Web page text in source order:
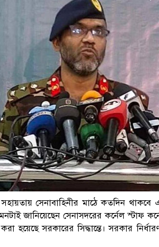
সেনাবাহিনীর মাঠে কতদিন থাকবে এই
জানিয়েছেন সেনাসদরের কর্নেল স্টাফ
হয়েছে সরকারের সিদ্ধান্তে। সরকার